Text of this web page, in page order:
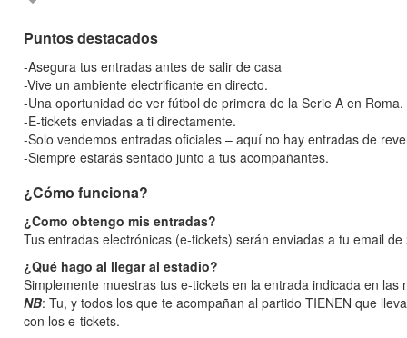
Puntos destacados
-Asegura tus entradas antes de salir de casa
-Vive un ambiente electrificante en directo.
-Una oportunidad de ver fútbol de primera de la Serie A en Roma.
-E-tickets enviadas a ti directamente.
-Solo vendemos entradas oficiales – aquí no hay entradas de
-Siempre estarás sentado junto a tus acompañantes.
¿Cómo funciona?
¿Como obtengo mis entradas?
Tus entradas electrónicas (e-tickets) serán enviadas a tu email
¿Qué hago al llegar al estadio?
Simplemente muestras tus e-tickets en la entrada indicada en
NB: Tu, y todos los que te acompañan al partido TIENEN que
con los e-tickets.